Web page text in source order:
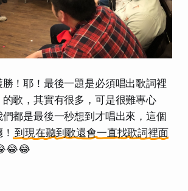
！耶！最後一題是必須唱出歌詞裡
歌，其實有很多，可是很難專心
都是最後一秒想到才唱出來，這個
！到現在聽到歌還會一直找歌詞裡面